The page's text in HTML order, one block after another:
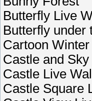
Butterfly Live
Butterfly under
Cartoon
Castle and Sky
Castle Live
Castle Square